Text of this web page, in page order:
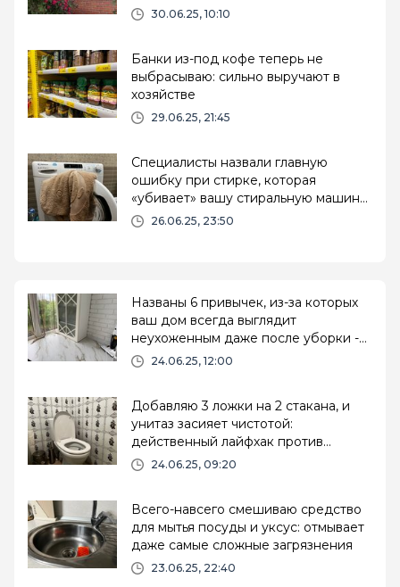
30.06.25, 10:10
Банки из-под кофе теперь не
выбрасываю: сильно выручают в
хозяйстве
29.06.25, 21:45
Специалисты назвали главную
ошибку при стирке, которая
«убивает» вашу стиральную машину
и одежду
26.06.25, 23:50
Названы 6 привычек, из-за которых
ваш дом всегда выглядит
неухоженным даже после уборки -
избавьтесь от них
24.06.25, 12:00
Добавляю 3 ложки на 2 стакана, и
унитаз засияет чистотой:
действенный лайфхак против
ржавчины и налета
24.06.25, 09:20
Всего-навсего смешиваю средство
для мытья посуды и уксус: отмывает
даже самые сложные загрязнения
23.06.25, 22:40